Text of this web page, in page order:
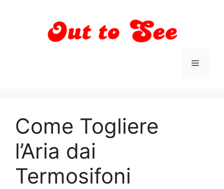
Menu
Come Togliere
l’Aria dai
Termosifoni